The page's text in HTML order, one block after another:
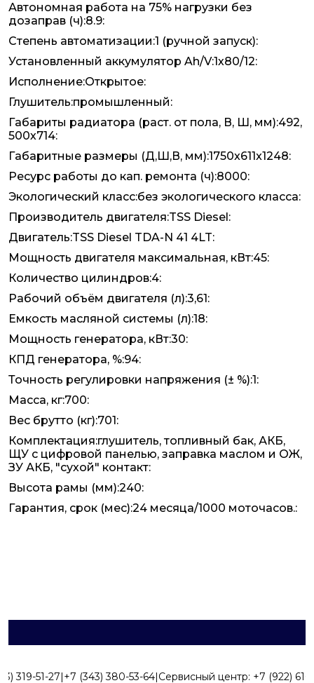
Автономная работа на 75% нагрузки без
дозаправ (ч):8.9:
Степень автоматизации:1 (ручной запуск):
Установленный аккумулятор Ah/V:1х80/12:
Исполнение:Открытое:
Глушитель:промышленный:
Габариты радиатора (раст. от пола, В, Ш, мм):492,
500х714:
Габаритные размеры (Д,Ш,В, мм):1750x611x1248:
Ресурс работы до кап. ремонта (ч):8000:
Экологический класс:без экологического класса:
Производитель двигателя:TSS Diesel:
Двигатель:TSS Diesel TDA-N 41 4LT:
Мощность двигателя максимальная, кВт:45:
Количество цилиндров:4:
Рабочий объём двигателя (л):3,61:
Емкость масляной системы (л):18:
Мощность генератора, кВт:30:
КПД генератора, %:94:
Точность регулировки напряжения (± %):1:
Масса, кг:700:
Вес брутто (кг):701:
Комплектация:глушитель, топливный бак, АКБ,
ЩУ с цифровой панелью, заправка маслом и ОЖ,
ЗУ АКБ, "сухой" контакт:
Высота рамы (мм):240:
Гарантия, срок (мес):24 месяца/1000 моточасов.:
319-51-27|+7 (343) 380-53-64|Сервисный центр: +7 (922)